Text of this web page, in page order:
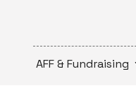
AFF & Fundraising